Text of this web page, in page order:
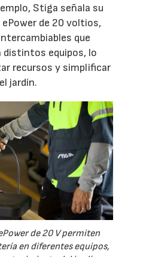
Stiga señala su
de 20 voltios,
que
distintos equipos, lo
recursos y simplificar
jardín.
de 20 V permiten
en diferentes equipos,